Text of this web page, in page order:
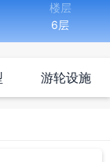
楼层
6层
号游轮”，是相同
全角度视野的综
游轮设施